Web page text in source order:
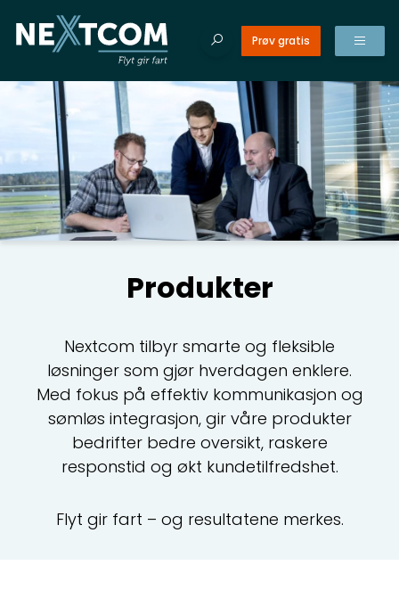
Prøv gratis
Søk etter innhold
Søk
etter:
Produkter
Nextcom tilbyr smarte og fleksible
løsninger som gjør hverdagen enklere.
Med fokus på effektiv kommunikasjon og
sømløs integrasjon, gir våre produkter
bedrifter bedre oversikt, raskere
responstid og økt kundetilfredshet.
Flyt gir fart – og resultatene merkes.
NO
EN